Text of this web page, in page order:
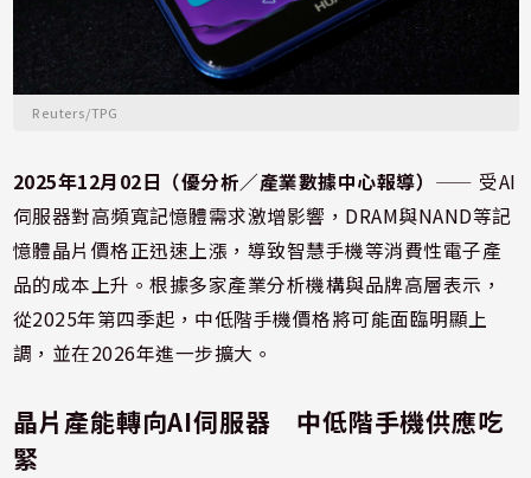
Reuters/TPG
2025年12月02日（優分析／產業數據中心報導） ⸺ 受AI
伺服器對高頻寬記憶體需求激增影響，DRAM與NAND等記
憶體晶片價格正迅速上漲，導致智慧手機等消費性電子產
品的成本上升。根據多家產業分析機構與品牌高層表示，
從2025年第四季起，中低階手機價格將可能面臨明顯上
調，並在2026年進一步擴大。
晶片產能轉向AI伺服器 中低階手機供應吃
緊